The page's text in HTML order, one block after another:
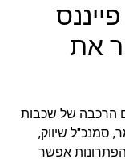
את
הרכבה של שכבות
סמנכ"ל שיווק,
הפתרונות אפשר